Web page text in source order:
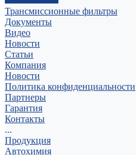
Трансмиссионные фильтры
Документы
Видео
Новости
Статьи
Компания
Новости
Политика конфиденциальности
Партнеры
Гарантия
Контакты
...
Продукция
Автохимия